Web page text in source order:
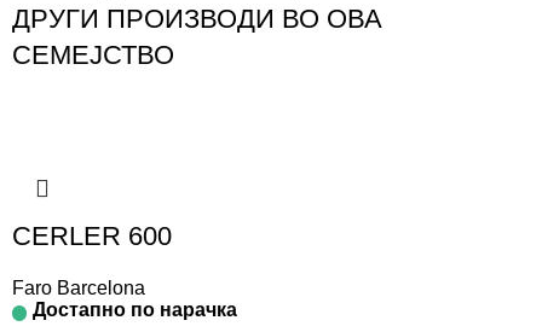
ДРУГИ ПРОИЗВОДИ ВО ОВА
СЕМЕЈСТВО
CERLER 600
Faro Barcelona
Достапно по нарачка